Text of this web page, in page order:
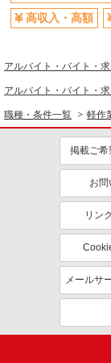
高収入・高額
アルバイト・バイト・
アルバイト・バイト・
職種・条件一覧 軽作
掲載ご希
お問
リン
メールサ